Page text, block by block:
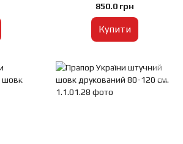
850.0 грн
Купити